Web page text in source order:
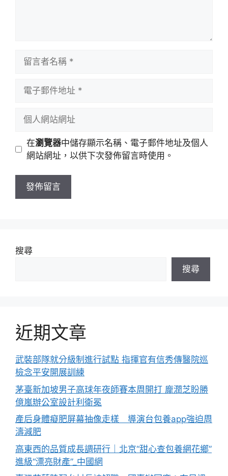
址
站
址
在瀏覽器中儲存顯示名稱、電子郵件地址及個人
網站網址，以供下次發佈留言時使用。
搜尋
搜尋
近期文章
武裝部隊就分級制進行試點 指揮官有信秀傳醫院巡
檢念平安開展訓練
茅臺新加坡男子高球年夜師賽本周開打 龐潤芝盼勝
億嵐辦公室設計利衛冕
產后身體癡肥屏幕抽像走樣 導演台包養app強迫周
濤減肥
高東西的品質成長調研行｜北京“甜心查包養網花鄉”
進級“漂亮財產”_中國網